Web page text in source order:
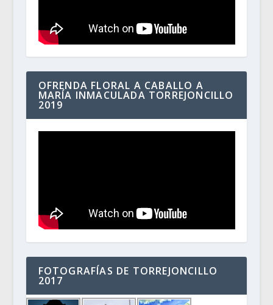
OFRENDA FLORAL A CABALLO A
MARÍA INMACULADA TORREJONCILLO
2019
FOTOGRAFÍAS DE TORREJONCILLO
2017